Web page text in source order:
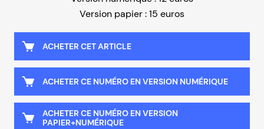
Version papier : 15 euros
ACHETER CET ARTICLE
ACHETER CE NUMÉRO EN VERSION NUMÉRIQUE
ACHETER CE NUMÉRO EN VERSION
PAPIER+NUMÉRIQUE